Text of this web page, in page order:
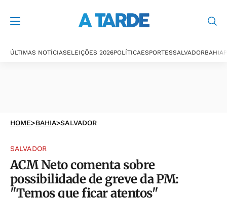
ÚLTIMAS NOTÍCIASELEIÇÕES 2026POLÍTICAESPORTESSALVADORBAHIA
HOME>BAHIA>SALVADOR
SALVADOR
ACM Neto comenta sobre
possibilidade de greve da PM:
"Temos que ficar atentos"